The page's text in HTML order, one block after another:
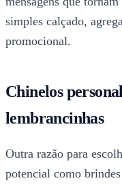
simples calçado,
promocional.
Chinelos
lembrancinhas
Outra razão para
potencial como